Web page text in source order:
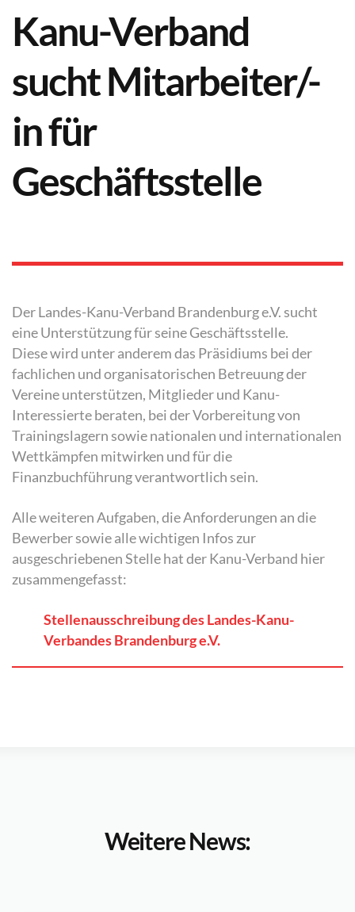
Kanu-Verband
sucht Mitarbeiter/-
in für
Geschäftsstelle
Der Landes-Kanu-Verband Brandenburg e.V. sucht
eine Unterstützung für seine Geschäftsstelle.
Diese wird unter anderem das Präsidiums bei der
fachlichen und organisatorischen Betreuung der
Vereine unterstützen, Mitglieder und Kanu-
Interessierte beraten, bei der Vorbereitung von
Trainingslagern sowie nationalen und internationalen
Wettkämpfen mitwirken und für die
Finanzbuchführung verantwortlich sein.
Alle weiteren Aufgaben, die Anforderungen an die
Bewerber sowie alle wichtigen Infos zur
ausgeschriebenen Stelle hat der Kanu-Verband hier
zusammengefasst:
Stellenausschreibung des Landes-Kanu-
Verbandes Brandenburg e.V.
Weitere News: